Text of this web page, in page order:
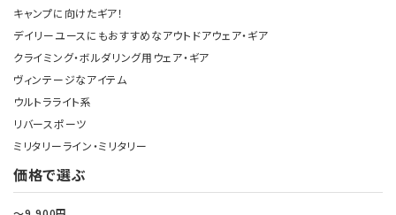
キャンプに向けたギア！
デイリーユースにもおすすめなアウトドアウェア・ギア
クライミング・ボルダリング用ウェア・ギア
ヴィンテージなアイテム
ウルトラライト系
リバースポーツ
ミリタリーライン・ミリタリー
価格で選ぶ